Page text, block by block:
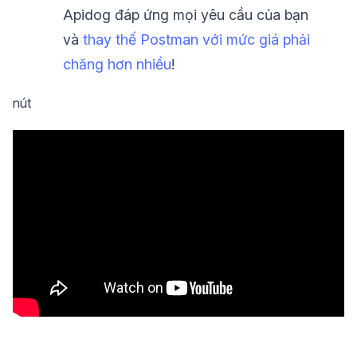
Apidog đáp ứng mọi yêu cầu của bạn
vàthay thế Postman với mức giá phải
chăng hơn nhiều!
nút